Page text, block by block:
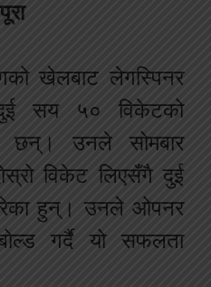
खेलबाट लेगस्पिनर
दुई सय ५० विकेटको
छन्। उनले सोमबार
विकेट लिएसँगै दुई
हुन्। उनले ओपनर
गर्दै यो सफलता